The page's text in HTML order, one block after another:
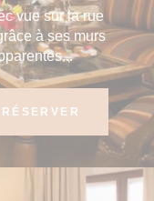
vue sur la rue
à ses murs
RÉSERVER